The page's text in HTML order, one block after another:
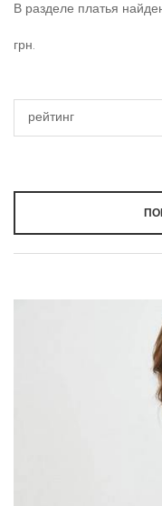
В разделе платья
грн.